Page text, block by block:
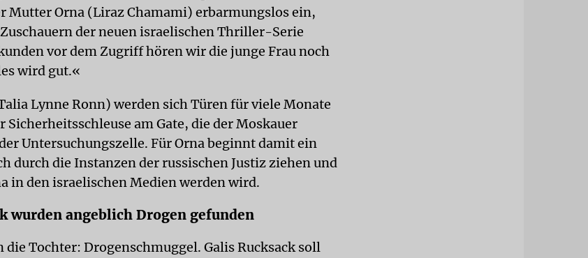
Mutter Orna (Liraz Chamami) erbarmungslos ein,
der neuen israelischen Thriller-Serie
vor dem Zugriff hören wir die junge Frau noch
wird gut.«
Lynne Ronn) werden sich Türen für viele Monate
Sicherheitsschleuse am Gate, die der Moskauer
Untersuchungszelle. Für Orna beginnt damit ein
durch die Instanzen der russischen Justiz ziehen und
in den israelischen Medien werden wird.
wurden angeblich Drogen gefunden
die Tochter: Drogenschmuggel. Galis Rucksack soll